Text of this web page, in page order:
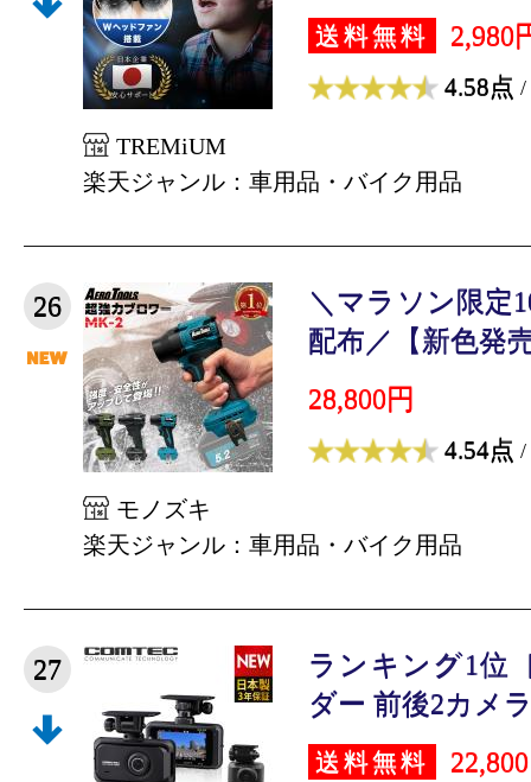
送料無料 2,980
4.58点 /
TREMiUM
楽天ジャンル：車用品・バイク用品
26
＼マラソン限定
配布／【新色発
28,800円
4.54点 /
モノズキ
楽天ジャンル：車用品・バイク用品
27
ランキング1位
ダー 前後2カメ
送料無料